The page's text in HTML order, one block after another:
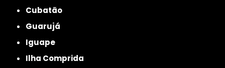
Cubatão
Guarujá
Iguape
Ilha Comprida